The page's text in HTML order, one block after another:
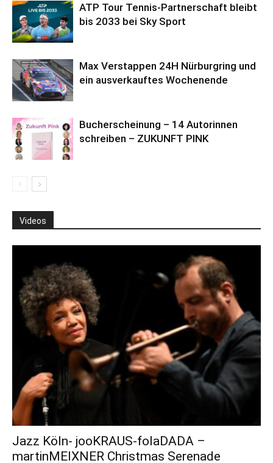
ATP Tour Tennis-Partnerschaft bleibt
bis 2033 bei Sky Sport
Max Verstappen 24H Nürburgring und
ein ausverkauftes Wochenende
Bucherscheinung – 14 Autorinnen
schreiben – ZUKUNFT PINK
Videos
Jazz Köln- jooKRAUS-folaDADA –
martinMEIXNER Christmas Serenade